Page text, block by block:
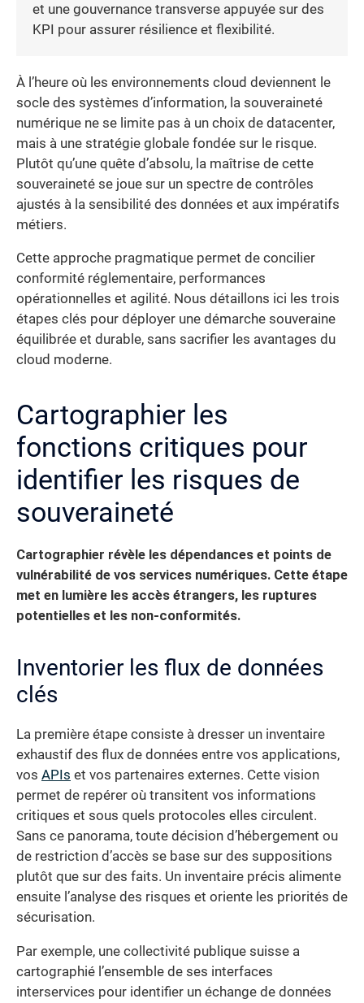
et une gouvernance transverse appuyée sur des
KPI pour assurer résilience et flexibilité.
À l’heure où les environnements cloud deviennent le
socle des systèmes d’information, la souveraineté
numérique ne se limite pas à un choix de datacenter,
mais à une stratégie globale fondée sur le risque.
Plutôt qu’une quête d’absolu, la maîtrise de cette
souveraineté se joue sur un spectre de contrôles
ajustés à la sensibilité des données et aux impératifs
métiers.
Cette approche pragmatique permet de concilier
conformité réglementaire, performances
opérationnelles et agilité. Nous détaillons ici les trois
étapes clés pour déployer une démarche souveraine
équilibrée et durable, sans sacrifier les avantages du
cloud moderne.
Cartographier les
fonctions critiques pour
identifier les risques de
souveraineté
Cartographier révèle les dépendances et points de
vulnérabilité de vos services numériques. Cette étape
met en lumière les accès étrangers, les ruptures
potentielles et les non-conformités.
Inventorier les flux de données
clés
La première étape consiste à dresser un inventaire
exhaustif des flux de données entre vos applications,
vos APIs et vos partenaires externes. Cette vision
permet de repérer où transitent vos informations
critiques et sous quels protocoles elles circulent.
Sans ce panorama, toute décision d’hébergement ou
de restriction d’accès se base sur des suppositions
plutôt que sur des faits. Un inventaire précis alimente
ensuite l’analyse des risques et oriente les priorités de
sécurisation.
Par exemple, une collectivité publique suisse a
cartographié l’ensemble de ses interfaces
interservices pour identifier un échange de données